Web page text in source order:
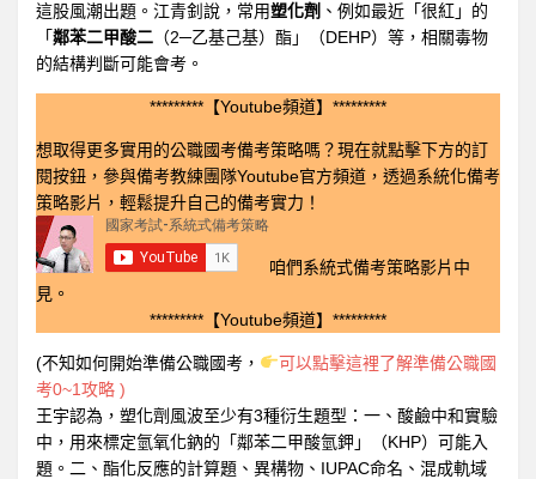
這股風潮出題。江青釗說，常用塑化劑 、例如最近「很紅」的
「鄰苯二甲酸二 （2─乙基己基）酯」（DEHP）等，相關毒物
的結構判斷可能會考。
*********【Youtube頻道】*********
想取得更多實用的公職國考備考策略嗎？現在就點擊下方的訂
閱按鈕，參與備考教練團隊Youtube官方頻道，透過系統化備考
策略影片，輕鬆提升自己的備考實力！
咱們系統式備考策略影片中
見。
*********【Youtube頻道】*********
(不知如何開始準備公職國考，
可以點擊這裡了解準備公職國
考0~1攻略 )
王宇認為，塑化劑風波至少有3種衍生題型：一、酸鹼中和實驗
中，用來標定氫氧化鈉的「鄰苯二甲酸氫鉀」（KHP）可能入
題。二、酯化反應的計算題、異構物、IUPAC命名、混成軌域